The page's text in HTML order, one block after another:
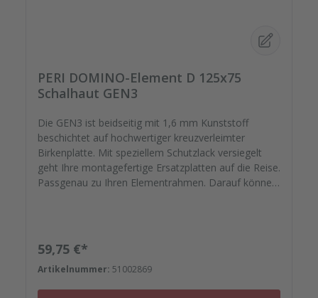
PERI DOMINO-Element D 125x75
Schalhaut GEN3
Die GEN3 ist beidseitig mit 1,6 mm Kunststoff
beschichtet auf hochwertiger kreuzverleimter
Birkenplatte. Mit speziellem Schutzlack versiegelt
geht Ihre montagefertige Ersatzplatten auf die Reise.
Passgenau zu Ihren Elementrahmen. Darauf können
Regulärer Preis:
59,75 €*
Artikelnummer: 51002869